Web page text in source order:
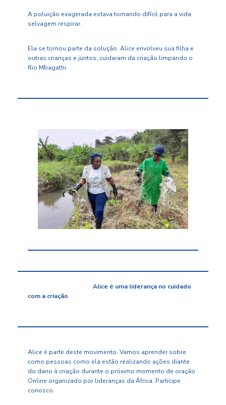
A poluição exagerada estava tornando difícil para a vida
selvagem respirar.
Ela se tornou parte da solução. Alice envolveu sua filha e
outras crianças e juntos, cuidaram da criação limpando o
Rio Mbagathi.
Alice é uma liderança no cuidado
com a criação
Alice é parte deste movimento. Vamos aprender sobre
como pessoas como ela estão realizando ações diante
do dano à criação durante o próximo momento de oração
Online organizado por lideranças da África. Participe
conosco.